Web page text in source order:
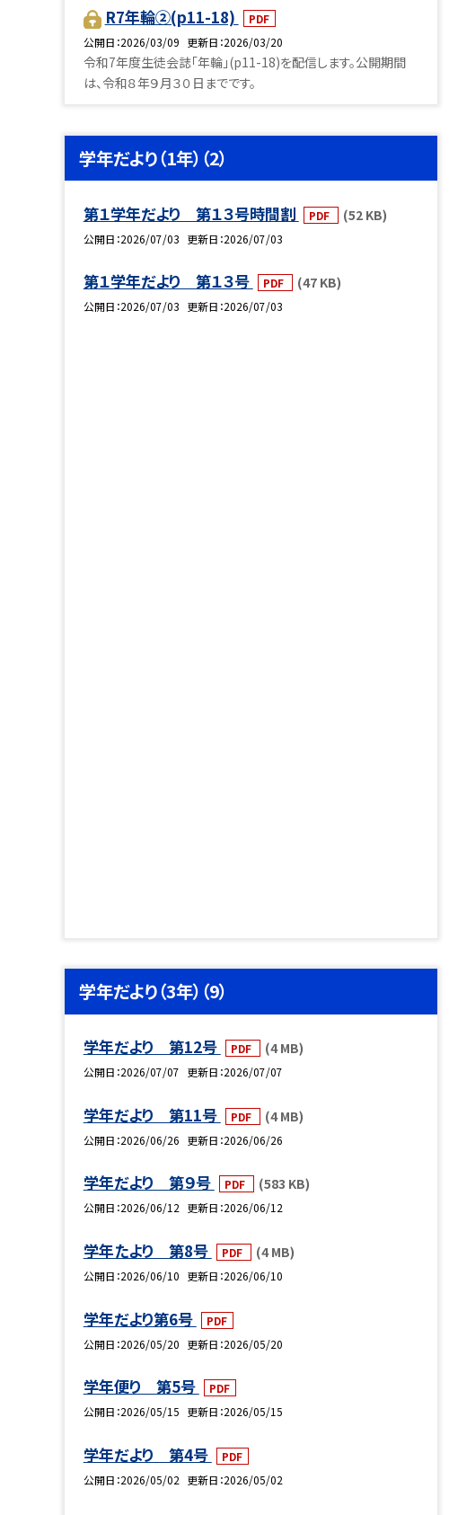
R7年輪②(p11-18)
PDF
公開日 2026/03/09 更新日 2026/03/20
令和7年度生徒会誌「年輪」(p11-18)を配信します。公開期間
は、令和８年９月３０日までです。
学年だより（1年）（2）
第１学年だより 第１３号時間割 PDF (52 KB)
公開日 2026/07/03 更新日 2026/07/03
第１学年だより 第１３号 PDF (47 KB)
公開日 2026/07/03 更新日 2026/07/03
学年だより（3年）（9）
学年だより 第12号 PDF (4 MB)
公開日 2026/07/07 更新日 2026/07/07
学年だより 第11号 PDF (4 MB)
公開日 2026/06/26 更新日 2026/06/26
学年だより 第９号 PDF (583 KB)
公開日 2026/06/12 更新日 2026/06/12
学年たより 第8号 PDF (4 MB)
公開日 2026/06/10 更新日 2026/06/10
学年だより第6号
PDF
公開日 2026/05/20 更新日 2026/05/20
学年便り 第5号
PDF
公開日 2026/05/15 更新日 2026/05/15
学年だより 第4号
PDF
公開日 2026/05/02 更新日 2026/05/02